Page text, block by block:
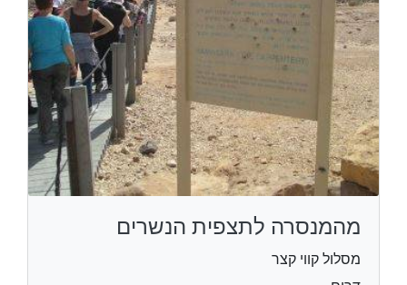
מהמנסרה לתצפית הנשרים
מסלול קווי קצר